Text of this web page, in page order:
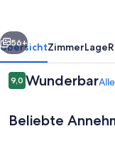
Weiter
56+
ÜbersichtZimmerLage
Bewertungen
9,09,0 von 10.
Wunderbar
Beliebte